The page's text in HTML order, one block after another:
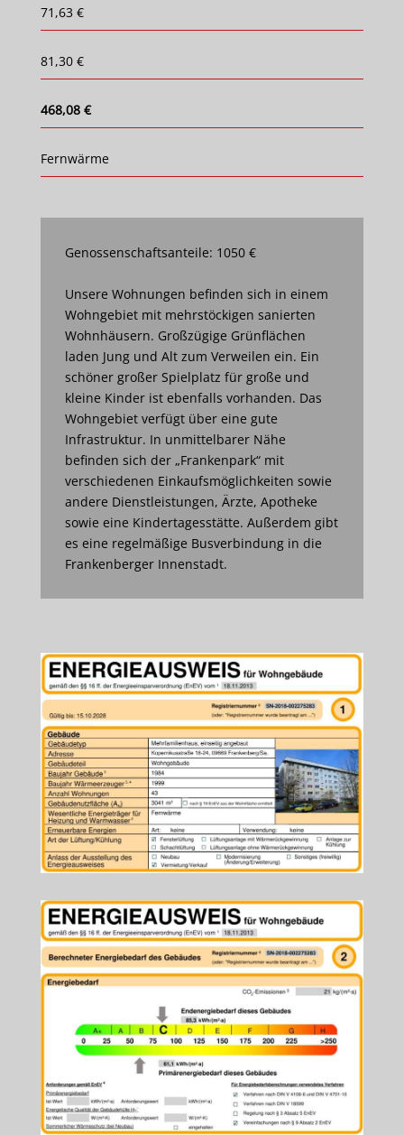
71,63 €
81,30 €
468,08 €
Fernwärme
Genossenschaftsanteile: 1050 €
Unsere Wohnungen befinden sich in einem
Wohngebiet mit mehrstöckigen sanierten
Wohnhäusern. Großzügige Grünflächen
laden Jung und Alt zum Verweilen ein. Ein
schöner großer Spielplatz für große und
kleine Kinder ist ebenfalls vorhanden. Das
Wohngebiet verfügt über eine gute
Infrastruktur. In unmittelbarer Nähe
befinden sich der „Frankenpark“ mit
verschiedenen Einkaufsmöglichkeiten sowie
andere Dienstleistungen, Ärzte, Apotheke
sowie eine Kindertagesstätte. Außerdem gibt
es eine regelmäßige Busverbindung in die
Frankenberger Innenstadt.